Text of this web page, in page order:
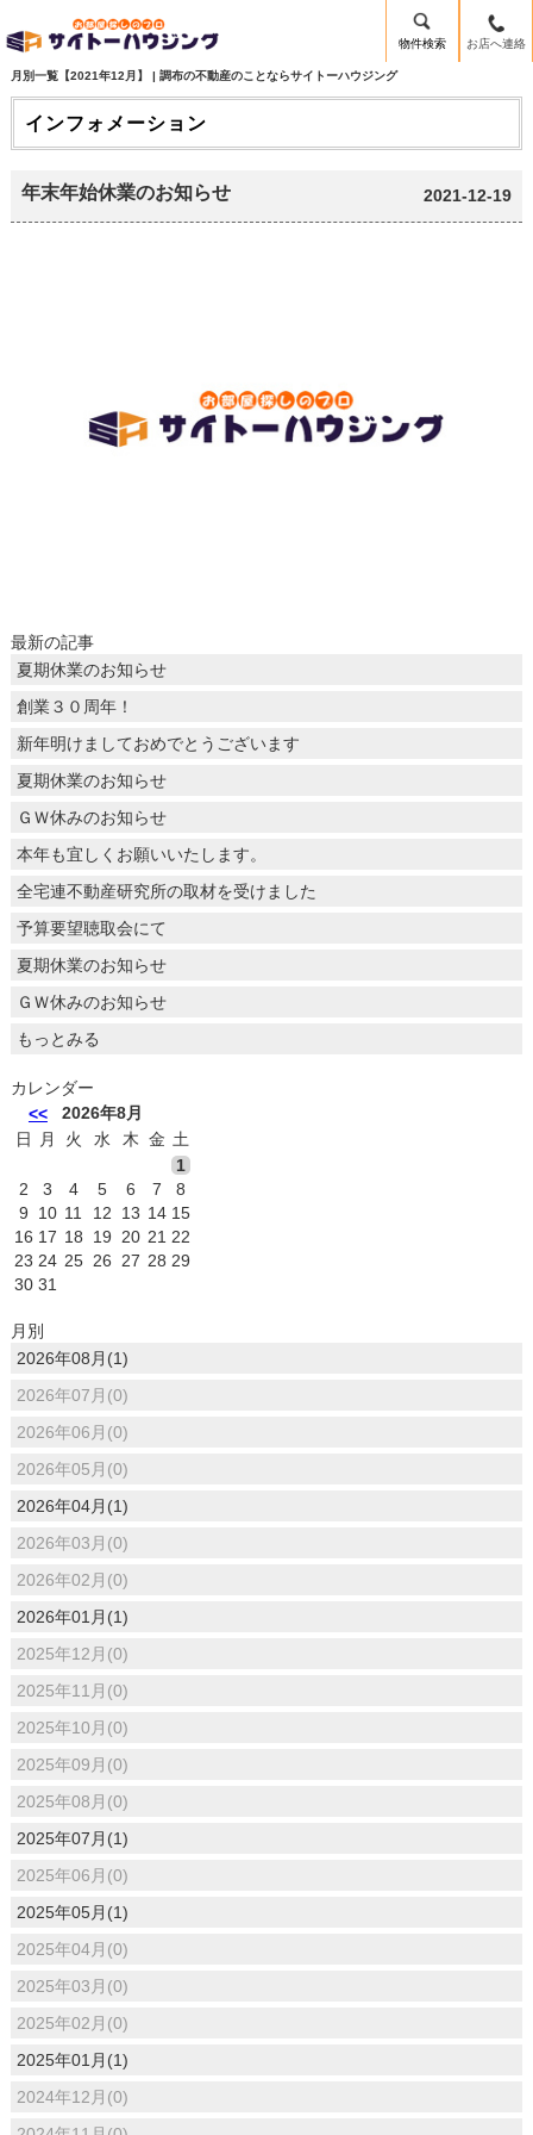
物件検索 お店へ連絡
月別一覧【2021年12月】 | 調布の不動産のことならサイトーハウジング
インフォメーション
年末年始休業のお知らせ 2021-12-19
最新の記事
夏期休業のお知らせ
創業３０周年！
新年明けましておめでとうございます
夏期休業のお知らせ
ＧＷ休みのお知らせ
本年も宜しくお願いいたします。
全宅連不動産研究所の取材を受けました
予算要望聴取会にて
夏期休業のお知らせ
ＧＷ休みのお知らせ
もっとみる
カレンダー
<<
2026年8月
日
月 火 水 木 金 土
1
2
3 4 5 6 7
8
9
10 11 12 13 14 15
16 17 18 19 20 21 22
23 24 25 26 27 28 29
30 31
月別
2026年08月(1)
2026年07月(0)
2026年06月(0)
2026年05月(0)
2026年04月(1)
2026年03月(0)
2026年02月(0)
2026年01月(1)
2025年12月(0)
2025年11月(0)
2025年10月(0)
2025年09月(0)
2025年08月(0)
2025年07月(1)
2025年06月(0)
2025年05月(1)
2025年04月(0)
2025年03月(0)
2025年02月(0)
2025年01月(1)
2024年12月(0)